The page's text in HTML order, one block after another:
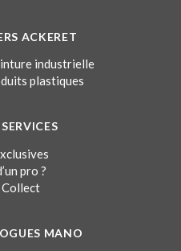
ACKERET
industrielle
plastiques
pro ?
Collect
MANO